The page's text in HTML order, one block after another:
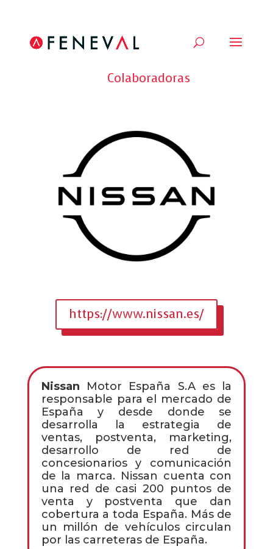
Colaboradoras
https://www.nissan.es/
Nissan Motor España S.A es la
responsable para el mercado de
España y desde donde se
desarrolla la estrategia de
ventas, postventa, marketing,
desarrollo de red de
concesionarios y comunicación
de la marca. Nissan cuenta con
una red de casi 200 puntos de
venta y postventa que dan
cobertura a toda España. Más de
un millón de vehículos circulan
por las carreteras de España.